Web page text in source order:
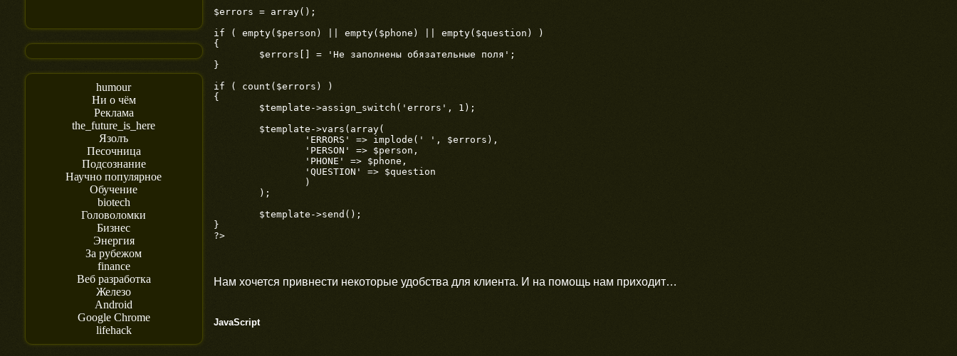
humour
Ни о чём
Реклама
the_future_is_here
Язолъ
Песочница
Подсознание
Научно популярное
Обучение
biotech
Головоломки
Бизнес
Энергия
За рубежом
finance
Веб разработка
Железо
Android
Google Chrome
lifehack
$errors = array();
if ( empty($person) || empty($phone) || empty($question) )
{
}
if ( count($errors) )
{
}
?>
Нам хочется привнести некоторые удобства для клиента. И на помощь нам приходит…
JavaScript